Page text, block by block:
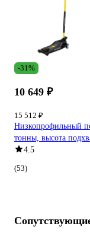
-31%
10 649 ₽
15 512 ₽
Низкопрофильный
тонны, высота
4.5
(53)